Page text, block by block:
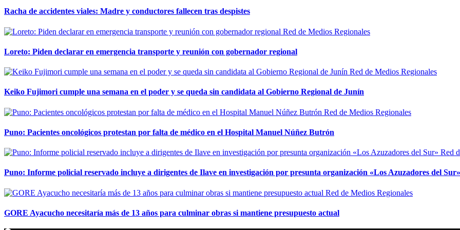
Racha de accidentes viales: Madre y conductores fallecen tras despistes
Red de Medios Regionales
Loreto: Piden declarar en emergencia transporte y reunión con gobernador regional
Red de Medios Regionales
Keiko Fujimori cumple una semana en el poder y se queda sin candidata al Gobierno Regional de Junín
Red de Medios Regionales
Puno: Pacientes oncológicos protestan por falta de médico en el Hospital Manuel Núñez Butrón
Red
Puno: Informe policial reservado incluye a dirigentes de Ilave en investigación por presunta organización «Los Azuzadores del Sur»
Red de Medios Regionales
GORE Ayacucho necesitaría más de 13 años para culminar obras si mantiene presupuesto actual